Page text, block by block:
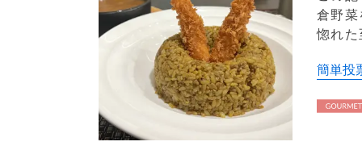
倉野
惚れ
簡単投